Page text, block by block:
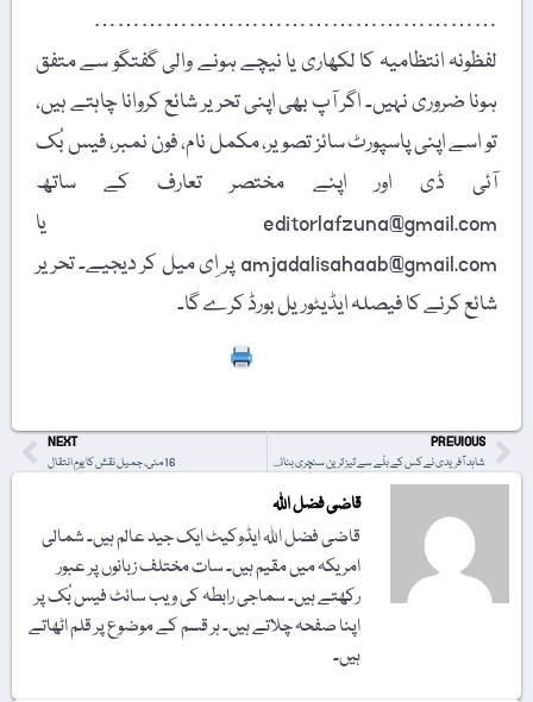
……………………………………………
لفظونہ انتظامیہ کا لکھاری یا نیچے ہونے والی گفتگو سے متفق
ہونا ضروری نہیں۔ اگر آپ بھی اپنی تحریر شائع کروانا چاہتے ہیں،
تو اسے اپنی پاسپورٹ سائز تصویر، مکمل نام، فون نمبر، فیس بُک
آئی ڈی اور اپنے مختصر تعارف کے ساتھ
editorlafzuna@gmail.com یا
amjadalisahaab@gmail.com پر اِی میل کر دیجیے۔ تحریر
شائع کرنے کا فیصلہ ایڈیٹوریل بورڈ کرے گا۔
PREVIOUS
شاہد آفریدی نے کس کے بلّے سے تیز ترین سنچری بنائی تھی؟
NEXT
16 مئی، جمیل نقش کا یومِ انتقال
قاضی فضل اللہ
قاضی فضل اللہ ایڈوکیٹ ایک جید عالم ہیں۔ شمالی
امریکہ میں مقیم ہیں۔ سات مختلف زبانوں پر عبور
رکھتے ہیں۔ سماجی رابطہ کی ویب سائٹ فیس بُک پر
اپنا صفحہ چلاتے ہیں۔ ہر قسم کے موضوع پر قلم اٹھاتے
ہیں۔